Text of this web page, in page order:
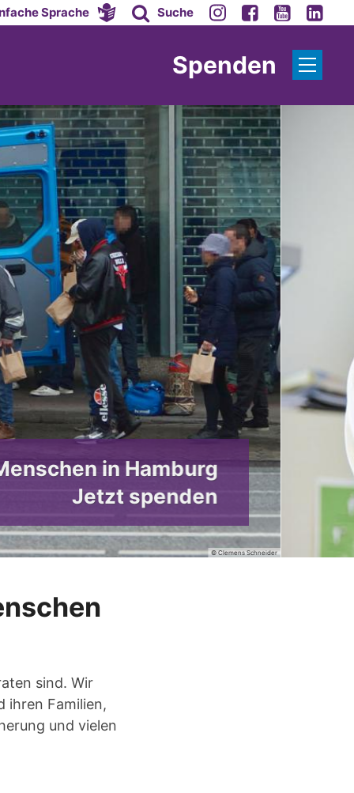
Sprache Suche
Spenden
sind. Wir
ihren Familien,
und vielen